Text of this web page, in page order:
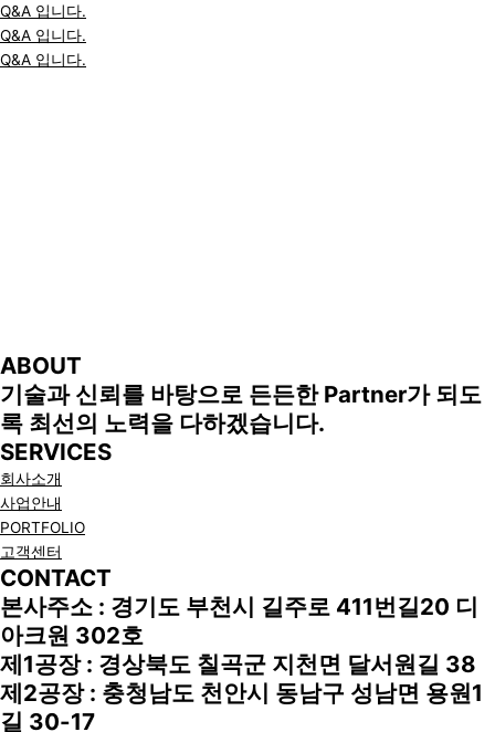
Q&A 입니다.
Q&A 입니다.
Q&A 입니다.
ABOUT
기술과 신뢰를 바탕으로 든든한 Partner가 되도
록 최선의 노력을 다하겠습니다.
SERVICES
회사소개
사업안내
PORTFOLIO
고객센터
CONTACT
본사주소 : 경기도 부천시 길주로 411번길20 디
아크원 302호
제1공장 : 경상북도 칠곡군 지천면 달서원길 38
제2공장 : 충청남도 천안시 동남구 성남면 용원1
길 30-17